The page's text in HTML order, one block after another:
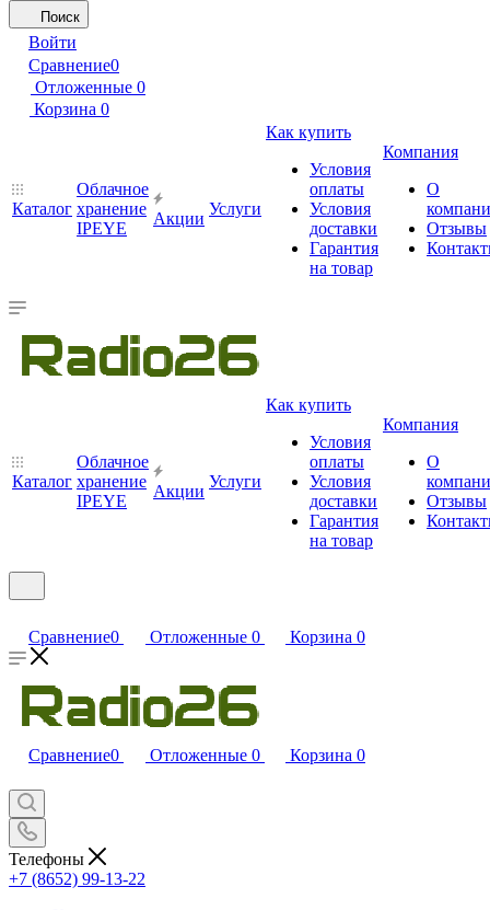
Поиск
Войти
Сравнение0
Отложенные 0
Корзина 0
Каталог
Облачное
хранение
IPEYE
Акции
Услуги
Как купить
Условия
оплаты
Условия
доставки
Гарантия
на товар
Компания
О
Отзывы
Каталог
Облачное
хранение
IPEYE
Акции
Услуги
Как купить
Условия
оплаты
Условия
доставки
Гарантия
на товар
Компания
О
Отзывы
Сравнение0 Отложенные 0 Корзина 0
Сравнение0 Отложенные 0 Корзина 0
Телефоны
+7 (8652) 99-13-22